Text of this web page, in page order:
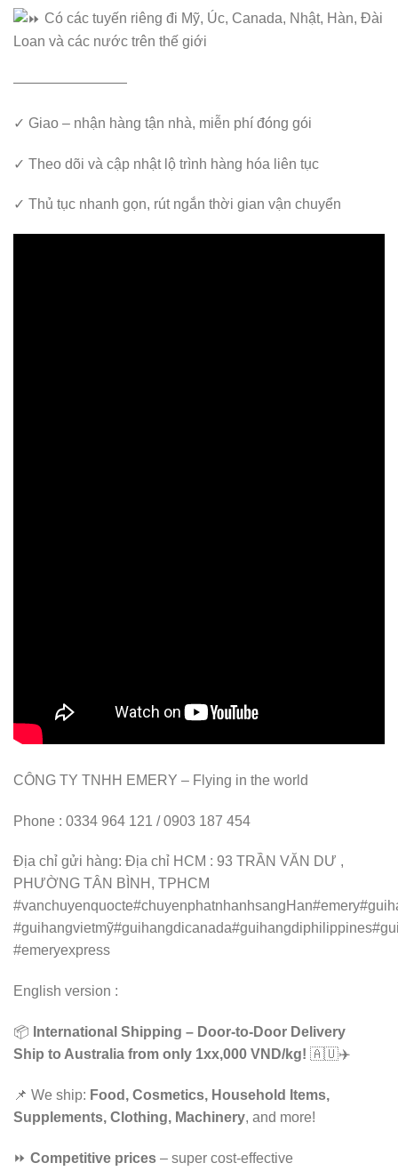
Có các tuyến riêng đi Mỹ, Úc, Canada, Nhật, Hàn, Đài
Loan và các nước trên thế giới
————————
✓ Giao – nhận hàng tận nhà, miễn phí đóng gói
✓ Theo dõi và cập nhật lộ trình hàng hóa liên tục
✓ Thủ tục nhanh gọn, rút ngắn thời gian vận chuyển
CÔNG TY TNHH EMERY – Flying in the world
Phone : 0334 964 121 / 0903 187 454
Địa chỉ gửi hàng: Địa chỉ HCM : 93 TRẦN VĂN DƯ ,
PHƯỜNG TÂN BÌNH, TPHCM
#emeryexpress
English version :
📦 International Shipping – Door-to-Door Delivery
Ship to Australia from only 1xx,000 VND/kg! 🇦🇺✈️
📌 We ship: Food, Cosmetics, Household Items,
Supplements, Clothing, Machinery, and more!
⏩ Competitive prices – super cost-effective